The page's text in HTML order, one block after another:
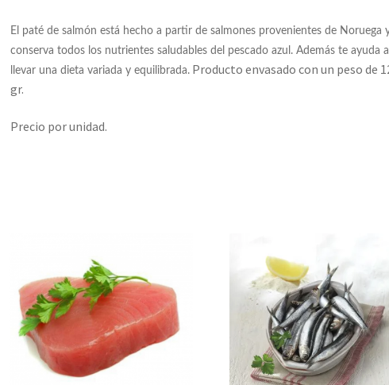
El paté de salmón está hecho a partir de salmones provenientes de Noruega
conserva todos los nutrientes saludables del pescado azul. Además te ayuda a
llevar una dieta variada y equilibrada.Producto envasado con un peso de
gr.
Precio por unidad.